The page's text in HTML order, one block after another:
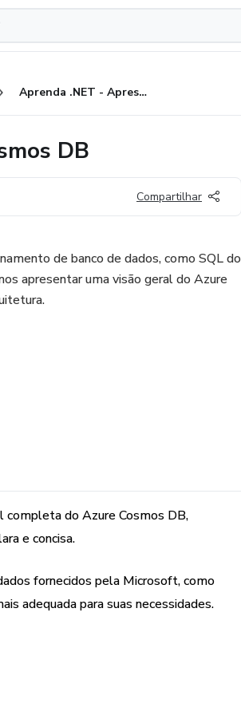
Aprenda .NET - Apresentando Azure Cosmos DB
DB
Compartilhar
de banco de dados, como SQL do
apresentar uma visão geral do Azure
completa do Azure Cosmos DB,
e concisa.
fornecidos pela Microsoft, como
adequada para suas necessidades.